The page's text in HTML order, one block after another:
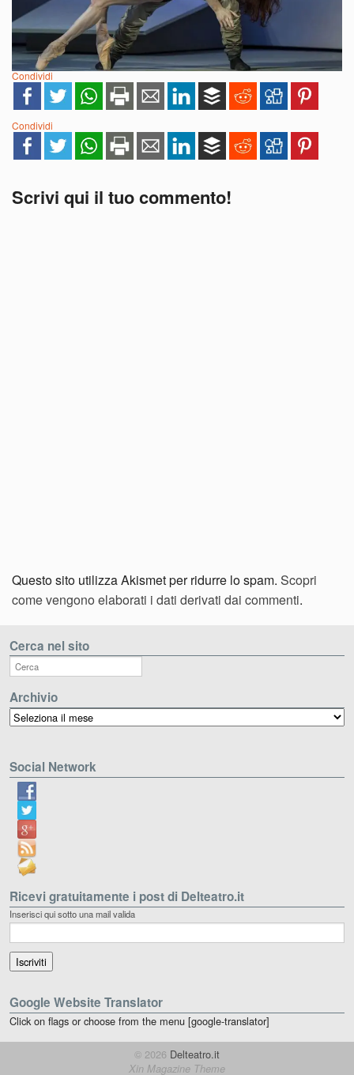
Condividi
Condividi
Scrivi qui il tuo commento!
Questo sito utilizza Akismet per ridurre lo spam. Scopri
come vengono elaborati i dati derivati dai commenti.
Cerca nel sito
Archivio
Archivio
Social Network
Ricevi gratuitamente i post di Delteatro.it
Inserisci qui sotto una mail valida
Google Website Translator
Click on flags or choose from the menu [google-translator]
© 2026 Delteatro.it
Xin Magazine Theme